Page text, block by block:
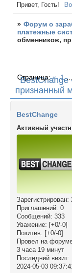
Привет, Гость!
» Форум о
платежные
обменников,
BestChange
признанный
Страница:« 1 …
BestChange
Активный
Зарегистрирован:
Приглашений: 0
Сообщений: 333
Уважение: [+0/-0]
Позитив: [+0/-0]
Провел на
3 часа 19 минут
Последний визит:
2024-05-03